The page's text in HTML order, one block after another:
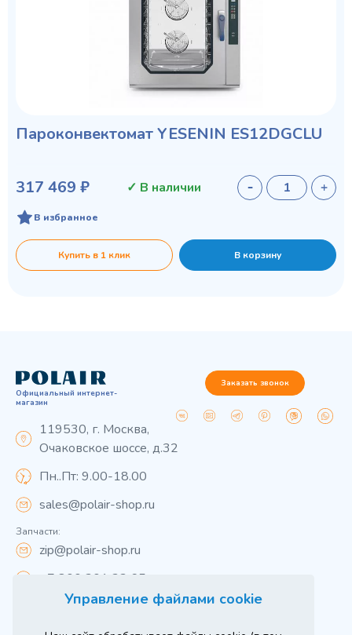
Управление файлами cookie
Пароконвектомат YESENIN ES12DGCLU
317 469 ₽ ✓ В наличии
В избранное
Купить в 1 клик В корзину
Официальный интернет-
магазин
119530, г. Москва,
Очаковское шоссе, д.32
Пн..Пт: 9.00-18.00
sales@polair-shop.ru
Запчасти:
zip@polair-shop.ru
+7 800 301 33 65
Заказать звонок